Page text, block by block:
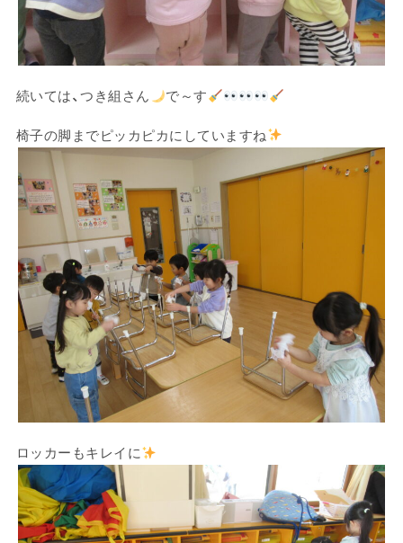
続いては、つき組さん で～す
椅子の脚までピッカピカにしていますね
ロッカーもキレイに